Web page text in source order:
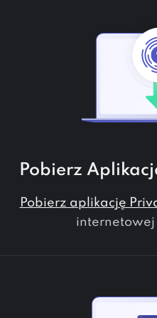
Pobierz
Pobierz aplikację
internetowej